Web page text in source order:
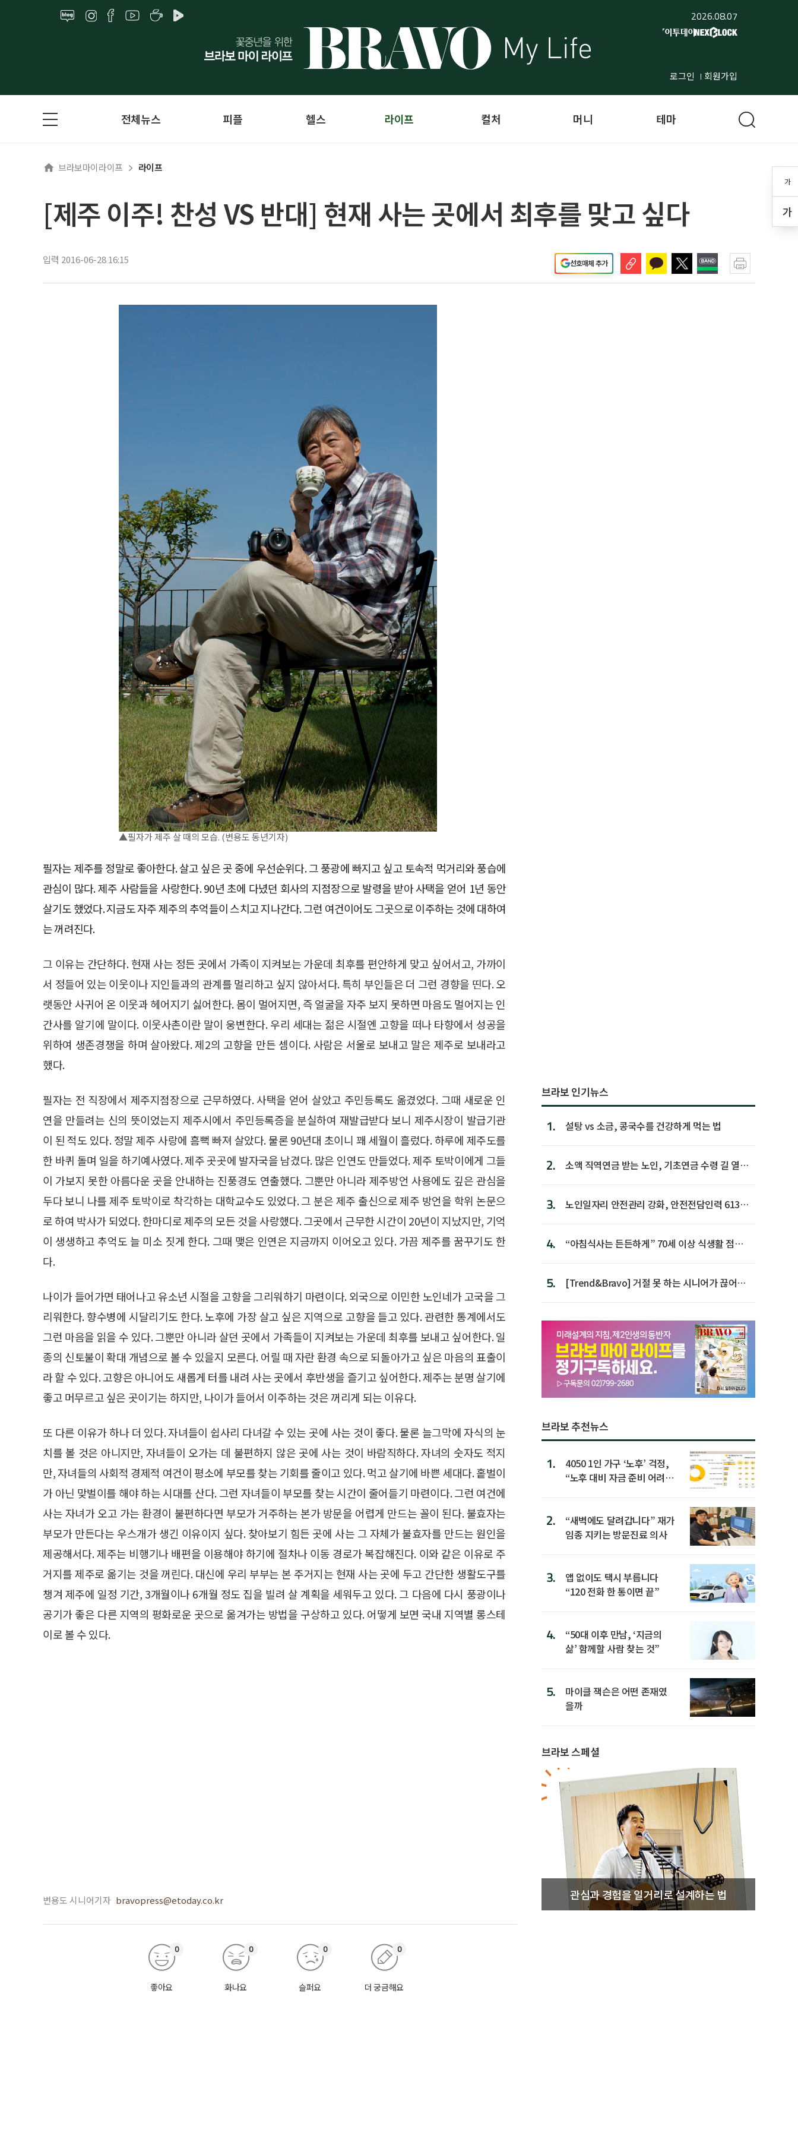
2026.08.07
로그인 회원가입
가
가
전체뉴스 피플 헬스 라이프 컬처 머니 테마
브라보마이라이프 라이프
[제주 이주! 찬성 VS 반대] 현재 사는 곳에서 최후를 맞고 싶다
입력 2016-06-28 16:15 선호매체 추가
▲필자가 제주 살 때의 모습. (변용도 동년기자)
필자는 제주를 정말로 좋아한다. 살고 싶은 곳 중에 우선순위다. 그 풍광에 빠지고 싶고 토속적 먹거리와 풍습에
관심이 많다. 제주 사람들을 사랑한다. 90년 초에 다녔던 회사의 지점장으로 발령을 받아 사택을 얻어 1년 동안
살기도 했었다. 지금도 자주 제주의 추억들이 스치고 지나간다. 그런 여건이어도 그곳으로 이주하는 것에 대하여
는 꺼려진다.
그 이유는 간단하다. 현재 사는 정든 곳에서 가족이 지켜보는 가운데 최후를 편안하게 맞고 싶어서고, 가까이
서 정들어 있는 이웃이나 지인들과의 관계를 멀리하고 싶지 않아서다. 특히 부인들은 더 그런 경향을 띤다. 오
랫동안 사귀어 온 이웃과 헤어지기 싫어한다. 몸이 멀어지면, 즉 얼굴을 자주 보지 못하면 마음도 멀어지는 인
간사를 알기에 말이다. 이웃사촌이란 말이 웅변한다. 우리 세대는 젊은 시절엔 고향을 떠나 타향에서 성공을
위하여 생존경쟁을 하며 살아왔다. 제2의 고향을 만든 셈이다. 사람은 서울로 보내고 말은 제주로 보내라고
했다.
필자는 전 직장에서 제주지점장으로 근무하였다. 사택을 얻어 살았고 주민등록도 옮겼었다. 그때 새로운 인
연을 만들려는 신의 뜻이었는지 제주시에서 주민등록증을 분실하여 재발급받다 보니 제주시장이 발급기관
이 된 적도 있다. 정말 제주 사랑에 흠뻑 빠져 살았다. 물론 90년대 초이니 꽤 세월이 흘렀다. 하루에 제주도를
한 바퀴 돌며 일을 하기예사였다. 제주 곳곳에 발자국을 남겼다. 많은 인연도 만들었다. 제주 토박이에게 그들
이 가보지 못한 아름다운 곳을 안내하는 진풍경도 연출했다. 그뿐만 아니라 제주방언 사용에도 깊은 관심을
두다 보니 나를 제주 토박이로 착각하는 대학교수도 있었다. 그 분은 제주 출신으로 제주 방언을 학위 논문으
로 하여 박사가 되었다. 한마디로 제주의 모든 것을 사랑했다. 그곳에서 근무한 시간이 20년이 지났지만, 기억
이 생생하고 추억도 늘 미소 짓게 한다. 그때 맺은 인연은 지금까지 이어오고 있다. 가끔 제주를 꿈꾸기도 한
다.
나이가 들어가면 태어나고 유소년 시절을 고향을 그리워하기 마련이다. 외국으로 이민한 노인네가 고국을 그
리워한다. 향수병에 시달리기도 한다. 노후에 가장 살고 싶은 지역으로 고향을 들고 있다. 관련한 통계에서도
그런 마음을 읽을 수 있다. 그뿐만 아니라 살던 곳에서 가족들이 지켜보는 가운데 최후를 보내고 싶어한다. 일
종의 신토불이 확대 개념으로 볼 수 있을지 모른다. 어릴 때 자란 환경 속으로 되돌아가고 싶은 마음의 표출이
라 할 수 있다. 고향은 아니어도 새롭게 터를 내려 사는 곳에서 후반생을 즐기고 싶어한다. 제주는 분명 살기에
좋고 머무르고 싶은 곳이기는 하지만, 나이가 들어서 이주하는 것은 꺼리게 되는 이유다.
또 다른 이유가 하나 더 있다. 자녀들이 쉽사리 다녀갈 수 있는 곳에 사는 것이 좋다. 물론 늘그막에 자식의 눈
치를 볼 것은 아니지만, 자녀들이 오가는 데 불편하지 않은 곳에 사는 것이 바람직하다. 자녀의 숫자도 적지
만, 자녀들의 사회적 경제적 여건이 평소에 부모를 찾는 기회를 줄이고 있다. 먹고 살기에 바쁜 세대다. 홑벌이
가 아닌 맞벌이를 해야 하는 시대를 산다. 그런 자녀들이 부모를 찾는 시간이 줄어들기 마련이다. 그런 여건에
사는 자녀가 오고 가는 환경이 불편하다면 부모가 거주하는 본가 방문을 어렵게 만드는 꼴이 된다. 불효자는
부모가 만든다는 우스개가 생긴 이유이지 싶다. 찾아보기 힘든 곳에 사는 그 자체가 불효자를 만드는 원인을
제공해서다. 제주는 비행기나 배편을 이용해야 하기에 절차나 이동 경로가 복잡해진다. 이와 같은 이유로 주
거지를 제주로 옮기는 것을 꺼린다. 대신에 우리 부부는 본 주거지는 현재 사는 곳에 두고 간단한 생활도구를
챙겨 제주에 일정 기간, 3개월이나 6개월 정도 집을 빌려 살 계획을 세워두고 있다. 그 다음에 다시 풍광이나
공기가 좋은 다른 지역의 평화로운 곳으로 옮겨가는 방법을 구상하고 있다. 어떻게 보면 국내 지역별 롱스테
이로 볼 수 있다.
변용도 시니어기자 bravopress@etoday.co.kr
좋아요
0
화나요
0
슬퍼요
0
더 궁금해요
0
브라보 인기뉴스
1. 설탕 vs 소금, 콩국수를 건강하게 먹는 법
2.
소액 직역연금 받는 노인, 기초연금 수령 길 열린
3.
노인일자리 안전관리 강화, 안전전담인력 613명
4.
“아침식사는 든든하게” 70세 이상 식생활 점수
5.
[Trend&Bravo] 거절 못 하는 시니어가 끊어야
브라보 추천뉴스
1.
4050 1인 가구 ‘노후’ 걱정,
“노후 대비 자금 준비 어려
2.
“새벽에도 달려갑니다” 재가
임종 지키는 방문진료 의사
3.
앱 없이도 택시 부릅니다
“120 전화 한 통이면 끝”
4.
“50대 이후 만남, ‘지금의
삶’ 함께할 사람 찾는 것”
5.
마이클 잭슨은 어떤 존재였
을까
브라보 스페셜
관심과 경험을 일거리로 설계하는 법